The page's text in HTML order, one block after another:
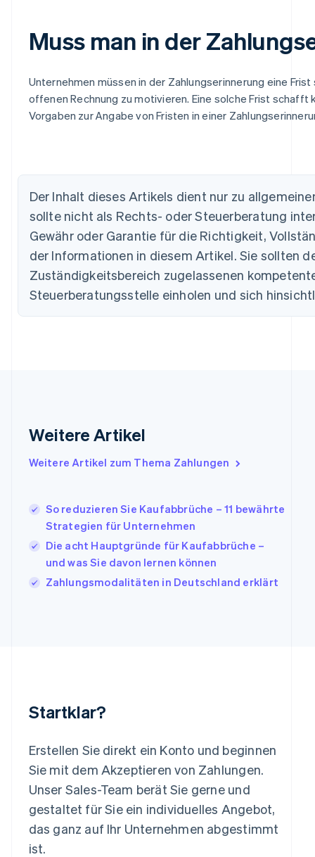
Muss man in der
Unternehmen müssen in der Zahlungserinnerung eine
offenen Rechnung zu motivieren. Eine solche Frist
Vorgaben zur Angabe von Fristen in einer
Der Inhalt dieses Artikels dient nur zu
sollte nicht als Rechts- oder Steuerberatung
Gewähr oder Garantie für die Richtigkeit,
der Informationen in diesem Artikel. Sie sollten
Zuständigkeitsbereich zugelassenen
Steuerberatungsstelle einholen und sich
Weitere Artikel
Weitere Artikel zum Thema Zahlungen
So reduzieren Sie Kaufabbrüche – 11 bewährte
Strategien für Unternehmen
Die acht Hauptgründe für Kaufabbrüche –
und was Sie davon lernen können
Zahlungsmodalitäten in Deutschland erklärt
Startklar?
Erstellen Sie direkt ein Konto und beginnen
Sie mit dem Akzeptieren von Zahlungen.
Unser Sales-Team berät Sie gerne und
gestaltet für Sie ein individuelles Angebot,
das ganz auf Ihr Unternehmen abgestimmt
ist.
Australien
Nederlands FrançaisDeutsch English
Brasilien
PortuguêsEnglish
DeutschEnglish
Estland
Festlandchina
简体中文English
Finnland
EnglishSvenska
Frankreich
English
Italien
Italiano English
EnglishFrançais
Kroatien
EnglishItaliano
Lettland
Liechtenstein
English
Español English
Neuseeland
English
Niederlande
Norwegen
English